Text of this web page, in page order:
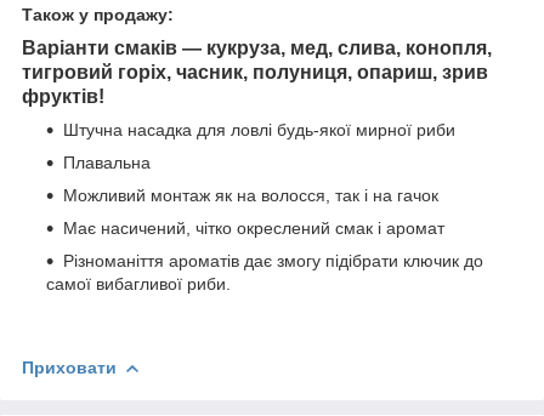
Також у продажу:
Варіанти смаків — кукруза, мед, слива, конопля,
тигровий горіх, часник, полуниця, опариш, зрив
фруктів!
Штучна насадка для ловлі будь-якої мирної риби
Плавальна
Можливий монтаж як на волосся, так і на гачок
Має насичений, чітко окреслений смак і аромат
Різноманіття ароматів дає змогу підібрати ключик до
самої вибагливої риби.
Приховати